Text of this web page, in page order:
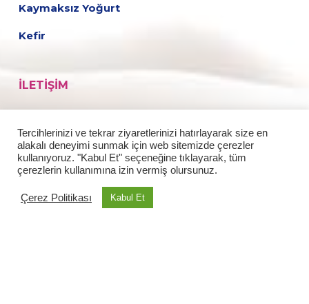
Kaymaksız Yoğurt
Kefir
İLETIŞIM
Medya
Tariflerimiz
Kariyer
Tercihlerinizi ve tekrar ziyaretlerinizi hatırlayarak size en
alakalı deneyimi sunmak için web sitemizde çerezler
kullanıyoruz. "Kabul Et" seçeneğine tıklayarak, tüm
çerezlerin kullanımına izin vermiş olursunuz.
Çerez Politikası Kabul Et